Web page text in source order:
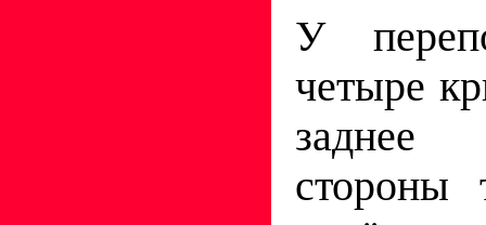
У
четыре
заднее
стороны